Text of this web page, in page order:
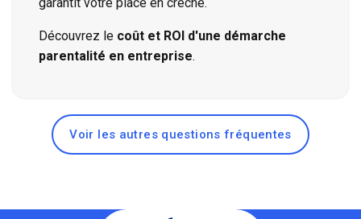
Découvrez lecoût et ROI d'une démarche
parentalité en entreprise.
Voir les autres questions fréquentes